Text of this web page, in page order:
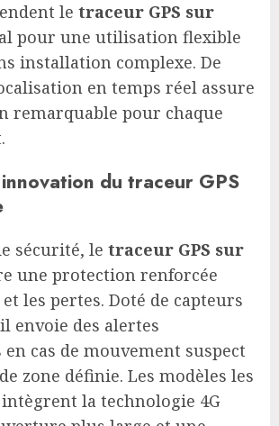
le traceur GPS sur
pour une utilisation flexible
installation complexe. De
en temps réel assure
remarquable pour chaque
du traceur GPS
sécurité, le traceur GPS sur
une protection renforcée
les pertes. Doté de capteurs
envoie des alertes
cas de mouvement suspect
zone définie. Les modèles les
la technologie 4G